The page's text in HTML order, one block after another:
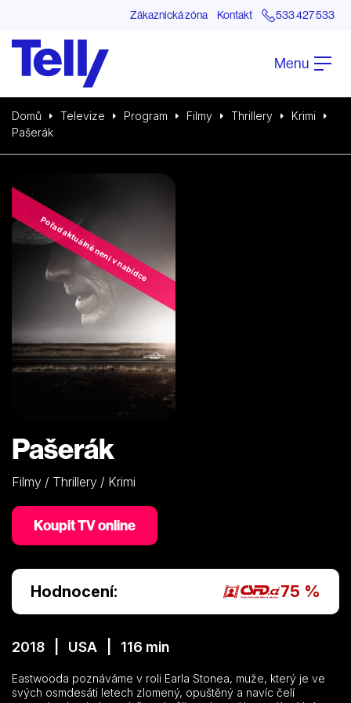
Zákaznická zóna Kontakt 533 427 533
Menu
Domů Televize Program Filmy Thrillery
Krimi
Pašerák
Pořad aktuálně není v nabídce
Pašerák
Filmy / Thrillery / Krimi
Koupit TV online
Hodnocení: 75 %
2018 | USA | 116 min
Eastwooda poznáváme v roli Earla Stonea, muže, který je ve
svých osmdesáti letech zlomený, opuštěný a navíc čelí